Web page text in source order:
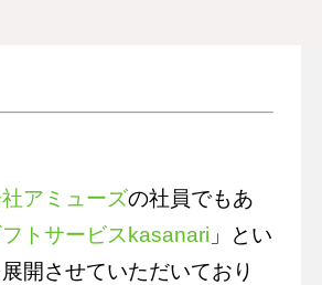
アミューズの社員でもあ
トサービスkasanari 」とい
開させていただいており